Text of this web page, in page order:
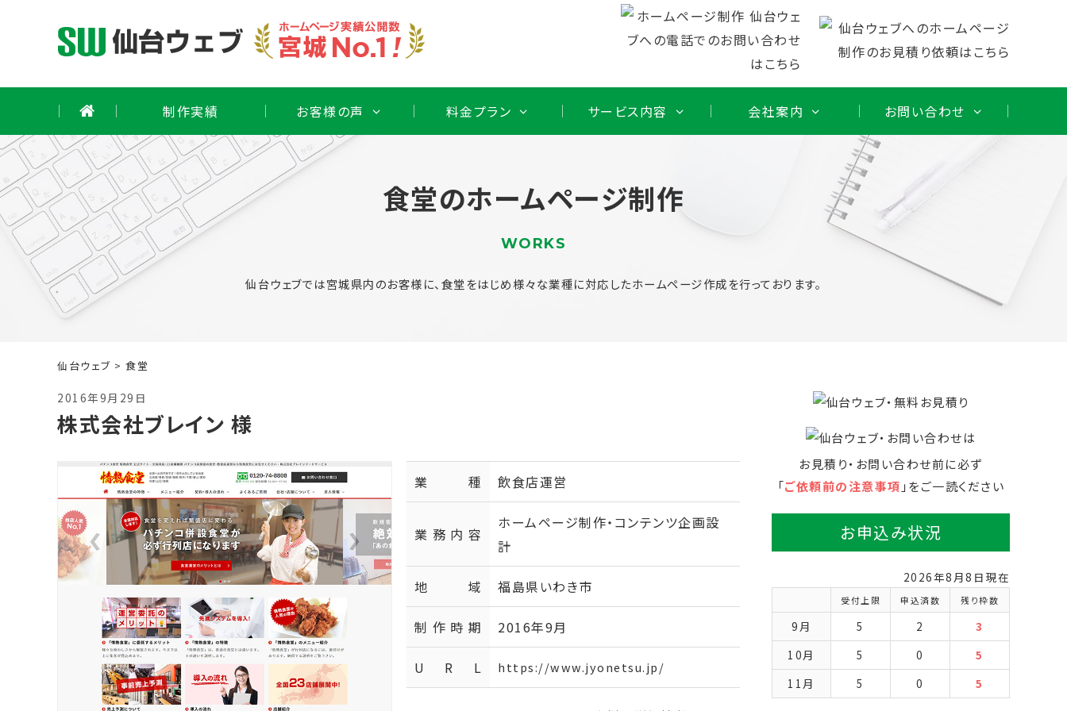
制作実績 お客様の声 料金プラン サービス内容 会社案内 お問い合わせ
食堂のホームページ制作
WORKS
仙台ウェブでは宮城県内のお客様に、食堂をはじめ様々な業種に対応したホームページ作成を行っております。
仙台ウェブ > 食堂
2016年9月29日
株式会社ブレイン 様
業種 飲食店運営
業務内容
ホームページ制作・コンテンツ企画設
計
地域 福島県いわき市
制作時期 2016年9月
U R L https://www.jyonetsu.jp/
お見積り・お問い合わせ前に必ず
「ご依頼前の注意事項 」をご一読ください
お申込み状況
2026年8月8日現在
受付上限 申込済数 残り枠数
9月 5 2
3
10月
5 0
5
11月
5 0 5